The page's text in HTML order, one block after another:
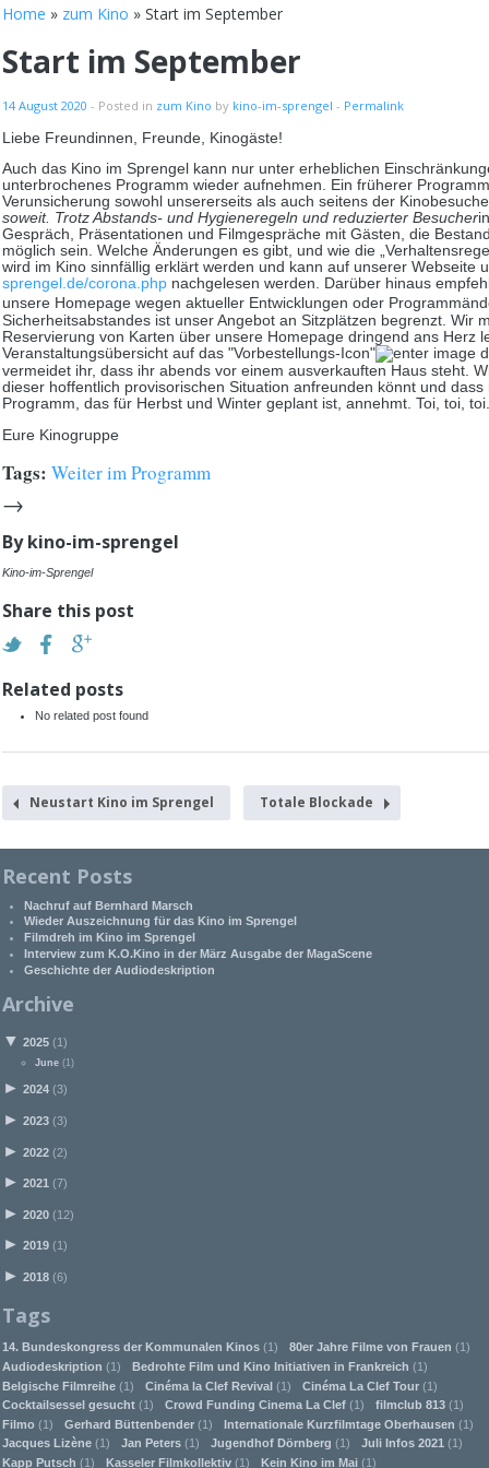
Home » zum Kino » Start im September
Start im September
14 August 2020 - Posted in zum Kino by kino-im-sprengel - Permalink
Liebe Freundinnen, Freunde, Kinogäste!
Auch das Kino im Sprengel kann nur unter erheblichen
unterbrochenes Programm wieder aufnehmen. Ein früherer
Verunsicherung sowohl unsererseits als auch seitens der
soweit. Trotz Abstands- und Hygieneregeln und reduzierter Besucher
Gespräch, Präsentationen und Filmgespräche mit Gästen, die
möglich sein. Welche Änderungen es gibt, und wie die
wird im Kino sinnfällig erklärt werden und kann auf unserer Webseite
sprengel.de/corona.php nachgelesen werden. Darüber hinaus
unsere Homepage wegen aktueller Entwicklungen oder
Sicherheitsabstandes ist unser Angebot an Sitzplätzen begrenzt. Wir
Reservierung von Karten über unsere Homepage dringend ans Herz
Veranstaltungsübersicht auf das "Vorbestellungs-Icon"
vermeidet ihr, dass ihr abends vor einem ausverkauften Haus steht.
dieser hoffentlich provisorischen Situation anfreunden könnt und
Programm, das für Herbst und Winter geplant ist, annehmt. Toi, toi,
Eure Kinogruppe
Tags: Weiter im Programm
→
Bykino-im-sprengel
Kino-im-Sprengel
Share this post
Related posts
No related post found
Neustart Kino im Sprengel Totale Blockade
Recent Posts
Nachruf auf Bernhard Marsch
Wieder Auszeichnung für das Kino im Sprengel
Filmdreh im Kino im Sprengel
Interview zum K.O.Kino in der März Ausgabe der MagaScene
Geschichte der Audiodeskription
Archive
▼ 2025 (1)
June (1)
► 2024 (3)
► 2023 (3)
► 2022 (2)
► 2021 (7)
► 2020 (12)
► 2019 (1)
► 2018 (6)
Tags
14. Bundeskongress der Kommunalen Kinos (1) 80er Jahre Filme von Frauen (1)
Audiodeskription (1) Bedrohte Film und Kino Initiativen in Frankreich (1)
Belgische Filmreihe (1) Cinéma la Clef Revival (1) Cinéma La Clef Tour (1)
Cocktailsessel gesucht (1) Crowd Funding Cinema La Clef (1) filmclub 813 (1)
Filmo (1) Gerhard Büttenbender (1) Internationale Kurzfilmtage Oberhausen (1)
Jacques Lizène (1) Jan Peters (1) Jugendhof Dörnberg (1) Juli Infos 2021 (1)
Kapp Putsch (1) Kasseler Filmkollektiv (1) Kein Kino im Mai (1)